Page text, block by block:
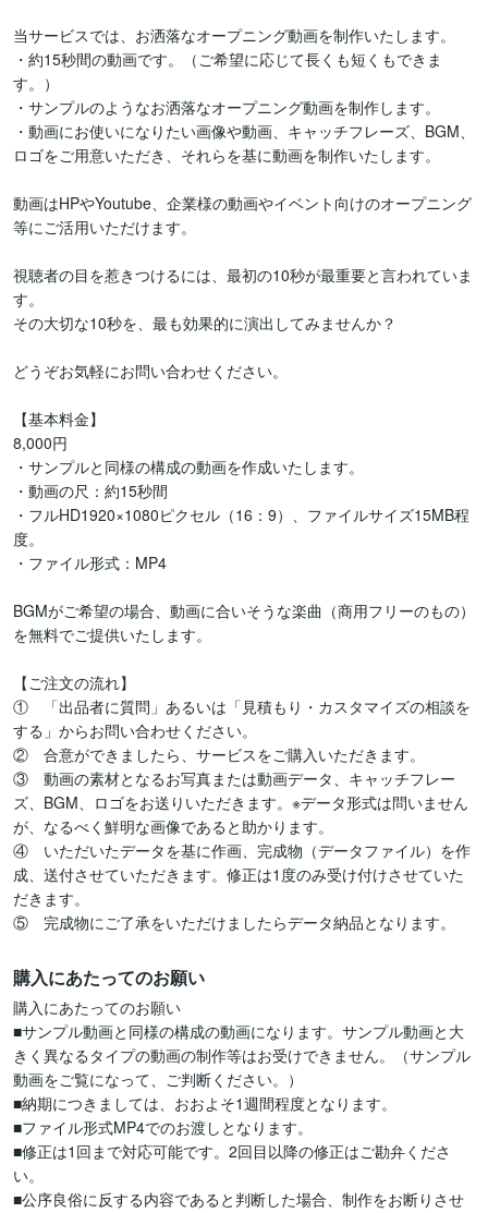
当サービスでは、お洒落なオープニング動画を制作いたします。
・約15秒間の動画です。（ご希望に応じて長くも短くもできま
す。）
・サンプルのようなお洒落なオープニング動画を制作します。
・動画にお使いになりたい画像や動画、キャッチフレーズ、BGM、
ロゴをご用意いただき、それらを基に動画を制作いたします。
動画はHPやYoutube、企業様の動画やイベント向けのオープニング
等にご活用いただけます。
視聴者の目を惹きつけるには、最初の10秒が最重要と言われていま
す。
その大切な10秒を、最も効果的に演出してみませんか？
どうぞお気軽にお問い合わせください。
【基本料金】
8,000円
・サンプルと同様の構成の動画を作成いたします。
・動画の尺：約15秒間
・フルHD1920×1080ピクセル（16：9）、ファイルサイズ15MB程
度。
・ファイル形式：MP4
BGMがご希望の場合、動画に合いそうな楽曲（商用フリーのもの）
を無料でご提供いたします。
【ご注文の流れ】
①　「出品者に質問」あるいは「見積もり・カスタマイズの相談を
する」からお問い合わせください。
②　合意ができましたら、サービスをご購入いただきます。
③　動画の素材となるお写真または動画データ、キャッチフレー
ズ、BGM、ロゴをお送りいただきます。※データ形式は問いません
が、なるべく鮮明な画像であると助かります。
④　いただいたデータを基に作画、完成物（データファイル）を作
成、送付させていただきます。修正は1度のみ受け付けさせていた
だきます。
⑤　完成物にご了承をいただけましたらデータ納品となります。
購入にあたってのお願い
購入にあたってのお願い
■サンプル動画と同様の構成の動画になります。サンプル動画と大
きく異なるタイプの動画の制作等はお受けできません。（サンプル
動画をご覧になって、ご判断ください。）
■納期につきましては、おおよそ1週間程度となります。
■ファイル形式MP4でのお渡しとなります。
■修正は1回まで対応可能です。2回目以降の修正はご勘弁くださ
い。
■公序良俗に反する内容であると判断した場合、制作をお断りさせ